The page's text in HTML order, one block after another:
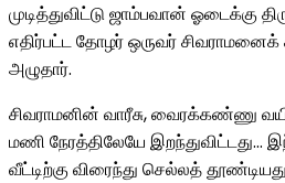
முடித்துவிட்டு ஜாம்பவான் ஓடைக்கு
எதிர்பட்ட தோழர் ஒருவர் சிவராமனைக்
அழுதார்.
சிவராமனின் வாரீசு, வைரக்கண்ணு
மணி நேரத்திலேயே இறந்துவிட்டது…
வீட்டிற்கு விரைந்து செல்லத்